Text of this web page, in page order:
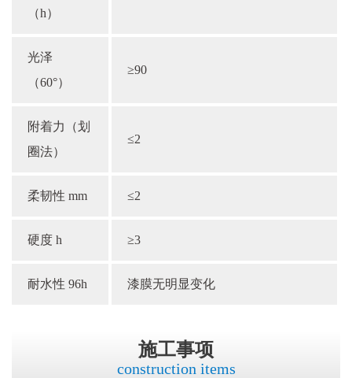
（h）
光泽
（60°）
≥90
附着力（划
圈法）
≤2
柔韧性 mm ≤2
硬度 h ≥3
耐水性 96h 漆膜无明显变化
施工事项
construction items